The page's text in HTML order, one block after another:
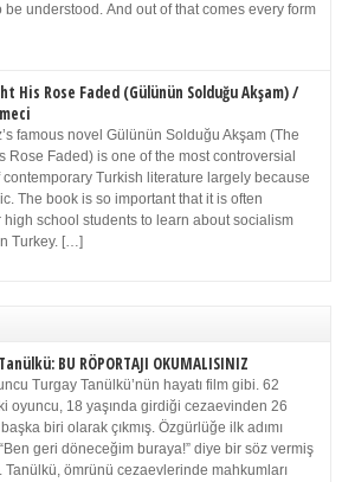
be understood. And out of that comes every form
His Rose Faded (Gülünün Solduğu Akşam) /
famous novel Gülünün Solduğu Akşam (The
Rose Faded) is one of the most controversial
contemporary Turkish literature largely because
The book is so important that it is often
high school students to learn about socialism
Turkey. […]
BU RÖPORTAJI OKUMALISINIZ
Turgay Tanülkü’nün hayatı film gibi. 62
oyuncu, 18 yaşında girdiği cezaevinden 26
biri olarak çıkmış. Özgürlüğe ilk adımı
geri döneceğim buraya!” diye bir söz vermiş
Tanülkü, ömrünü cezaevlerinde mahkumları